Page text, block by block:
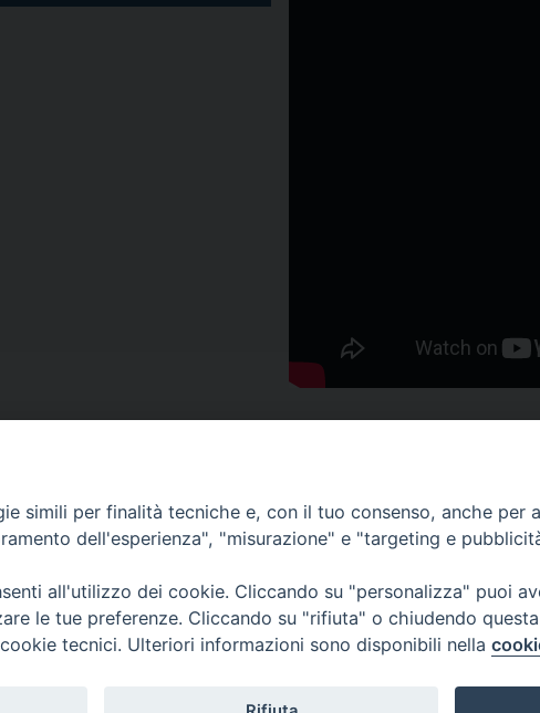
TORINESE
simili per finalità tecniche e, con il tuo consenso, anche per
dell'esperienza", "misurazione" e "targeting e
all'utilizzo dei cookie. Cliccando su "personalizza" puoi
le tue preferenze. Cliccando su "rifiuta" o chiudendo
tecnici. Ulteriori informazioni sono disponibili nella